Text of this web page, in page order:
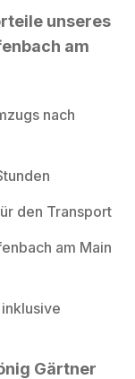
unseres
am
nach
den Transport
am Main
Gärtner